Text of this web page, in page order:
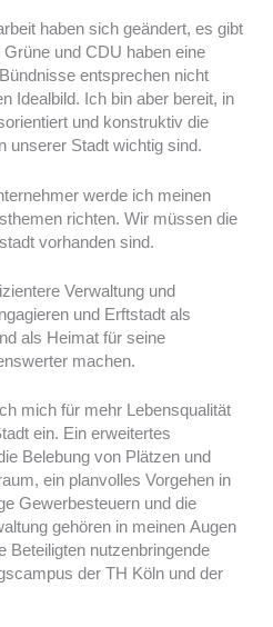
haben sich geändert, es gibt
und CDU haben eine
entsprechen nicht
Idealbild. Ich bin aber bereit, in
und konstruktiv die
unserer Stadt wichtig sind.
werde ich meinen
richten. Wir müssen die
vorhanden sind.
Verwaltung und
und Erftstadt als
als Heimat für seine
machen.
mich für mehr Lebensqualität
ein. Ein erweitertes
Belebung von Plätzen und
ein planvolles Vorgehen in
Gewerbesteuern und die
gehören in meinen Augen
Beteiligten nutzenbringende
der TH Köln und der